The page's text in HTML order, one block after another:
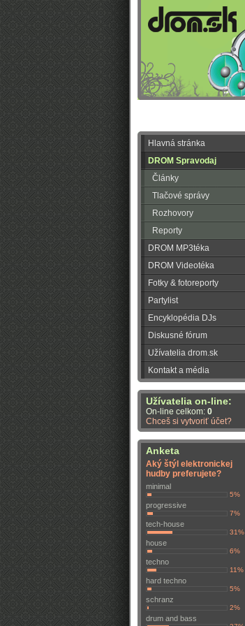
Hlavná stránka
DROM Spravodaj
Články
Tlačové správy
Rozhovory
Reporty
DROM MP3téka
DROM Videotéka
Fotky & fotoreporty
Partylist
Encyklopédia DJs
Diskusné fórum
Užívatelia drom.sk
Kontakt a média
Užívatelia on-line:
On-line celkom: 0
Chceš si vytvoriť účet?
Anketa
Aký štýl elektronickej
hudby preferujete?
minimal
5%
progressive
7%
tech-house
31%
house
6%
techno
11%
hard techno
5%
schranz
2%
drum and bass